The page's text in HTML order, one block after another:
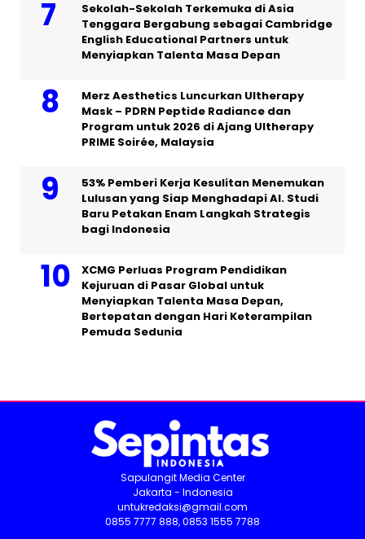
Sekolah-Sekolah Terkemuka di Asia
Tenggara Bergabung sebagai Cambridge
English Educational Partners untuk
Menyiapkan Talenta Masa Depan
Merz Aesthetics Luncurkan Ultherapy
Mask – PDRN Peptide Radiance dan
Program untuk 2026 di Ajang Ultherapy
PRIME Soirée, Malaysia
53% Pemberi Kerja Kesulitan Menemukan
Lulusan yang Siap Menghadapi AI. Studi
Baru Petakan Enam Langkah Strategis
bagi Indonesia
XCMG Perluas Program Pendidikan
Kejuruan di Pasar Global untuk
Menyiapkan Talenta Masa Depan,
Bertepatan dengan Hari Keterampilan
Pemuda Sedunia
Sapulangit Media Center
Jakarta - Indonesia
untukredaksi@gmail.com
0855 7777 888, 0853 1555 7788